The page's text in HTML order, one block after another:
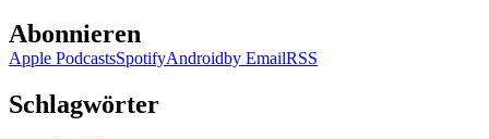
Abonnieren
Apple PodcastsSpotifyAndroidby EmailRSS
Schlagwörter